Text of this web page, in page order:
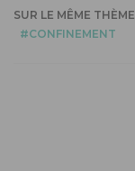
SUR LE MÊME THÈME
CONFINEMENT